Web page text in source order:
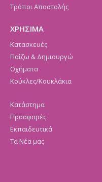
Τρόποι Αποστολής
ΧΡΗΣΙΜΑ
Κατασκευές
Παίζω & Δημιουργώ
Οχήματα
Κούκλες/Κουκλάκια
Κατάστημα
Προσφορές
Εκπαιδευτικά
Τα Νέα μας